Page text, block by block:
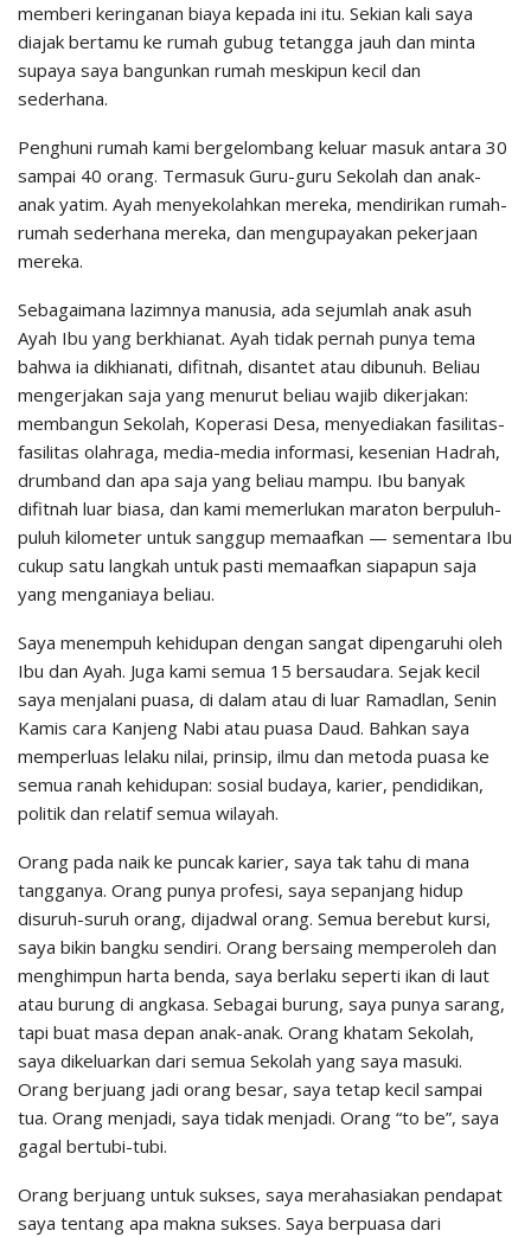
memberi keringanan biaya kepada ini itu. Sekian kali saya
diajak bertamu ke rumah gubug tetangga jauh dan minta
supaya saya bangunkan rumah meskipun kecil dan
sederhana.
Penghuni rumah kami bergelombang keluar masuk antara 30
sampai 40 orang. Termasuk Guru-guru Sekolah dan anak-
anak yatim. Ayah menyekolahkan mereka, mendirikan rumah-
rumah sederhana mereka, dan mengupayakan pekerjaan
mereka.
Sebagaimana lazimnya manusia, ada sejumlah anak asuh
Ayah Ibu yang berkhianat. Ayah tidak pernah punya tema
bahwa ia dikhianati, difitnah, disantet atau dibunuh. Beliau
mengerjakan saja yang menurut beliau wajib dikerjakan:
membangun Sekolah, Koperasi Desa, menyediakan fasilitas-
fasilitas olahraga, media-media informasi, kesenian Hadrah,
drumband dan apa saja yang beliau mampu. Ibu banyak
difitnah luar biasa, dan kami memerlukan maraton berpuluh-
puluh kilometer untuk sanggup memaafkan — sementara Ibu
cukup satu langkah untuk pasti memaafkan siapapun saja
yang menganiaya beliau.
Saya menempuh kehidupan dengan sangat dipengaruhi oleh
Ibu dan Ayah. Juga kami semua 15 bersaudara. Sejak kecil
saya menjalani puasa, di dalam atau di luar Ramadlan, Senin
Kamis cara Kanjeng Nabi atau puasa Daud. Bahkan saya
memperluas lelaku nilai, prinsip, ilmu dan metoda puasa ke
semua ranah kehidupan: sosial budaya, karier, pendidikan,
politik dan relatif semua wilayah.
Orang pada naik ke puncak karier, saya tak tahu di mana
tangganya. Orang punya profesi, saya sepanjang hidup
disuruh-suruh orang, dijadwal orang. Semua berebut kursi,
saya bikin bangku sendiri. Orang bersaing memperoleh dan
menghimpun harta benda, saya berlaku seperti ikan di laut
atau burung di angkasa. Sebagai burung, saya punya sarang,
tapi buat masa depan anak-anak. Orang khatam Sekolah,
saya dikeluarkan dari semua Sekolah yang saya masuki.
Orang berjuang jadi orang besar, saya tetap kecil sampai
tua. Orang menjadi, saya tidak menjadi. Orang “to be”, saya
gagal bertubi-tubi.
Orang berjuang untuk sukses, saya merahasiakan pendapat
saya tentang apa makna sukses. Saya berpuasa dari